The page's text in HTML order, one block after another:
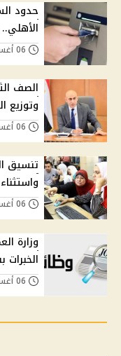
الأهلي.. 250 ألفًا بالفروع و30 ألفًا يوميًا
وتوزيع
واستثناء 1500 من الأوائل من التوزيع الجغرافي